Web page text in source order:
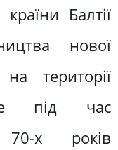
Балтії
нової
на території
під час
70-х років